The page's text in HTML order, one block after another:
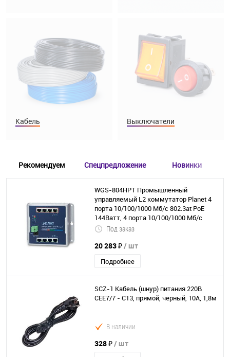
Кабель Выключатели
Рекомендуем Спецпредложение Новинки
WGS-804HPT Промышленный
управляемый L2 коммутатор Planet 4
порта 10/100/1000 Мб/с 802.3at РоЕ
144Ватт, 4 порта 10/100/1000 Мб/с
Под заказ
20 283 ₽/ шт
Подробнее
SCZ-1 Кабель (шнур) питания 220В
CEE7/7 - C13, прямой, черный, 10А, 1,8м
В наличии
328 ₽/ шт